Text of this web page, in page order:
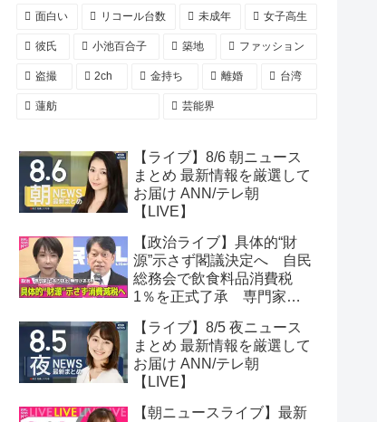
面白い リコール台数 未成年 女子高生
彼氏 小池百合子 築地 ファッション
盗撮 2ch 金持ち 離婚 台湾
蓮舫 芸能界
【ライブ】8/6 朝ニュース
まとめ 最新情報を厳選して
お届け ANN/テレ朝
【LIVE】
【政治ライブ】具体的“財
源”示さず閣議決定へ 自民
総務会で飲食料品消費税
1％を正式了承 専門家
捻出するのには無理があ
る」──政治ニュースまとめ
（日テレNEWS LIVE）
【ライブ】8/5 夜ニュース
まとめ 最新情報を厳選して
お届け ANN/テレ朝
【LIVE】
【朝ニュースライブ】最新